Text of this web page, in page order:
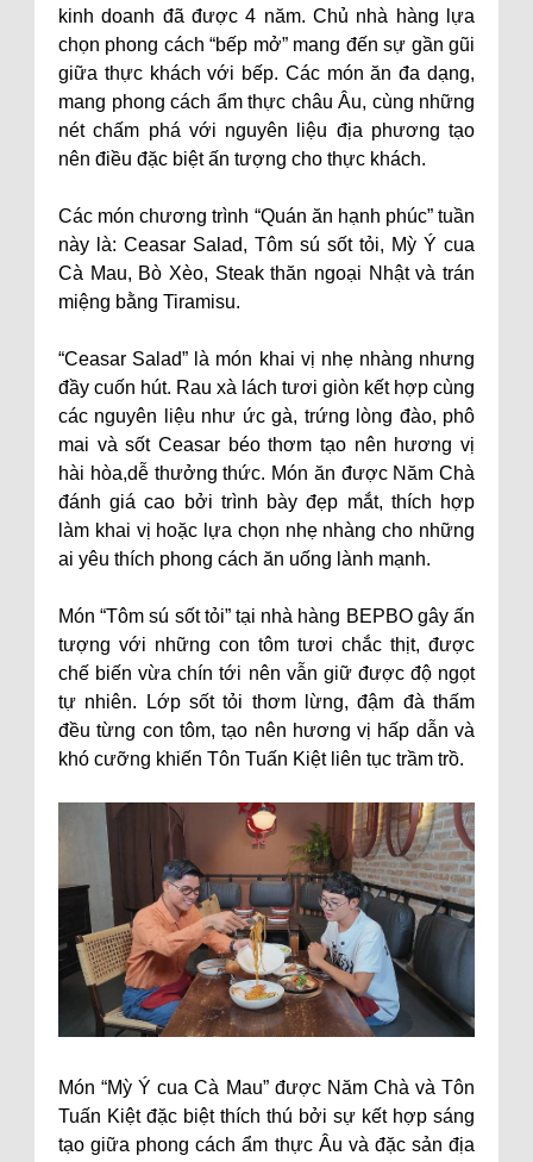
kinh doanh đã được 4 năm. Chủ nhà hàng lựa
chọn phong cách “bếp mở” mang đến sự gần gũi
giữa thực khách với bếp. Các món ăn đa dạng,
mang phong cách ẩm thực châu Âu, cùng những
nét chấm phá với nguyên liệu địa phương tạo
nên điều đặc biệt ấn tượng cho thực khách.
Các món chương trình “Quán ăn hạnh phúc” tuần
này là: Ceasar Salad, Tôm sú sốt tỏi, Mỳ Ý cua
Cà Mau, Bò Xèo, Steak thăn ngoại Nhật và trán
miệng bằng Tiramisu.
“Ceasar Salad” là món khai vị nhẹ nhàng nhưng
đầy cuốn hút. Rau xà lách tươi giòn kết hợp cùng
các nguyên liệu như ức gà, trứng lòng đào, phô
mai và sốt Ceasar béo thơm tạo nên hương vị
hài hòa,dễ thưởng thức. Món ăn được Năm Chà
đánh giá cao bởi trình bày đẹp mắt, thích hợp
làm khai vị hoặc lựa chọn nhẹ nhàng cho những
ai yêu thích phong cách ăn uống lành mạnh.
Món “Tôm sú sốt tỏi” tại nhà hàng BEPBO gây ấn
tượng với những con tôm tươi chắc thịt, được
chế biến vừa chín tới nên vẫn giữ được độ ngọt
tự nhiên. Lớp sốt tỏi thơm lừng, đậm đà thấm
đều từng con tôm, tạo nên hương vị hấp dẫn và
khó cưỡng khiến Tôn Tuấn Kiệt liên tục trầm trồ.
Món “Mỳ Ý cua Cà Mau” được Năm Chà và Tôn
Tuấn Kiệt đặc biệt thích thú bởi sự kết hợp sáng
tạo giữa phong cách ẩm thực Âu và đặc sản địa